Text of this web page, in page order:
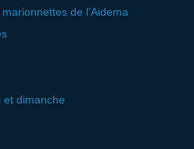
de l’Aidema
et dimanche